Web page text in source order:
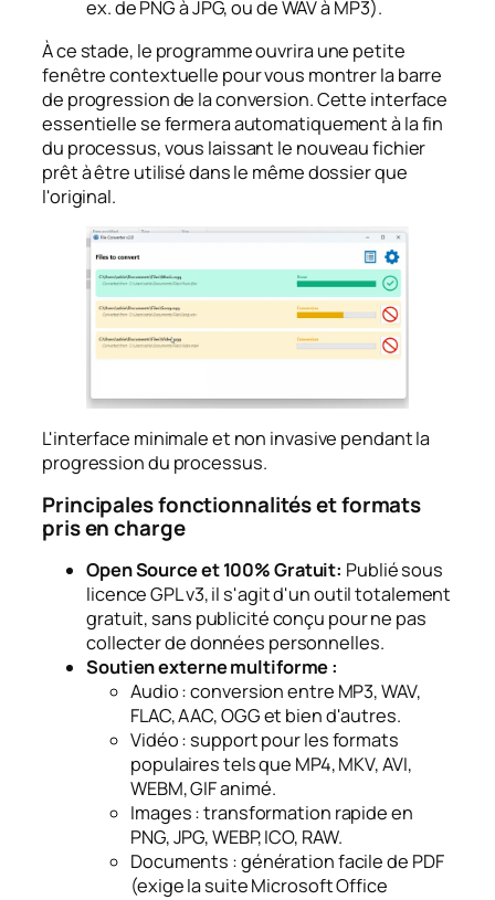
ex. de PNG à JPG, ou de WAV à MP3).
À ce stade, le programme ouvrira une petite
fenêtre contextuelle pour vous montrer la barre
de progression de la conversion. Cette interface
essentielle se fermera automatiquement à la fin
du processus, vous laissant le nouveau fichier
prêt à être utilisé dans le même dossier que
l'original.
L'interface minimale et non invasive pendant la
progression du processus.
Principales fonctionnalités et formats
pris en charge
Open Source et 100% Gratuit: Publié sous
licence GPL v3, il s'agit d'un outil totalement
gratuit, sans publicité conçu pour ne pas
collecter de données personnelles.
Soutien externe multiforme :
Audio :conversion entre MP3, WAV,
FLAC, AAC, OGG et bien d'autres.
Vidéo :support pour les formats
populaires tels que MP4, MKV, AVI,
WEBM, GIF animé.
Images :transformation rapide en
PNG, JPG, WEBP, ICO, RAW.
Documents :génération facile de PDF
(exige la suite Microsoft Office